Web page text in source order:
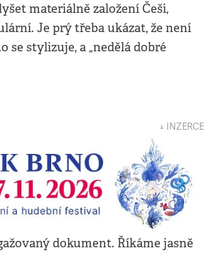
materiálně založení Češi,
Je prý třeba ukázat, že není
se stylizuje, a „nedělá dobré
↓ INZERCE
dokument. Říkáme jasně